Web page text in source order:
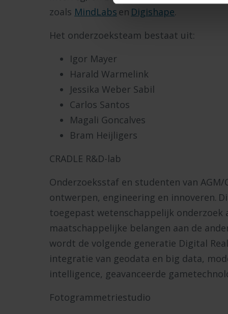
zoals MindLabs en Digishape.
Het onderzoeksteam bestaat uit:
Igor Mayer
Harald Warmelink
Jessika Weber Sabil
Carlos Santos
Magali Goncalves
Bram Heijligers
CRADLE R&D-lab
Onderzoeksstaf en studenten van AGM/
ontwerpen, engineering en innoveren.
toegepast wetenschappelijk onderzoek
maatschappelijke belangen aan de
wordt de volgende generatie Digital
integratie van geodata en big data,
intelligence, geavanceerde
Fotogrammetriestudio